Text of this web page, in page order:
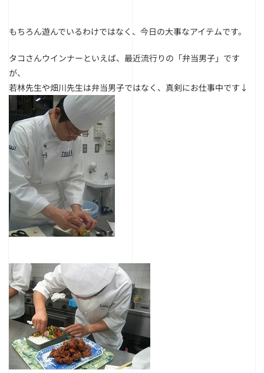
もちろん遊んでいるわけではなく、今日の大事なアイテムです。
タコさんウインナーといえば、最近流行りの「弁当男子」です
が、
若林先生や畑川先生は弁当男子ではなく、真剣にお仕事中です↓